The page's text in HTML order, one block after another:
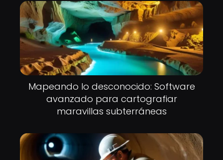
Mapeando lo desconocido: Software
avanzado para cartografiar
maravillas subterráneas